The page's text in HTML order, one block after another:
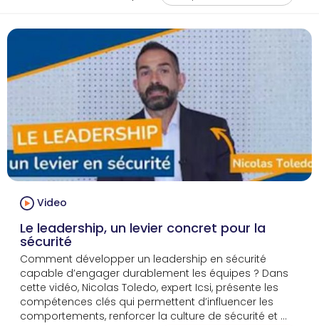
Video
Le leadership, un levier concret pour la
sécurité
Comment développer un leadership en sécurité
capable d’engager durablement les équipes ? Dans
cette vidéo, Nicolas Toledo, expert Icsi, présente les
compétences clés qui permettent d’influencer les
comportements, renforcer la culture de sécurité et ...